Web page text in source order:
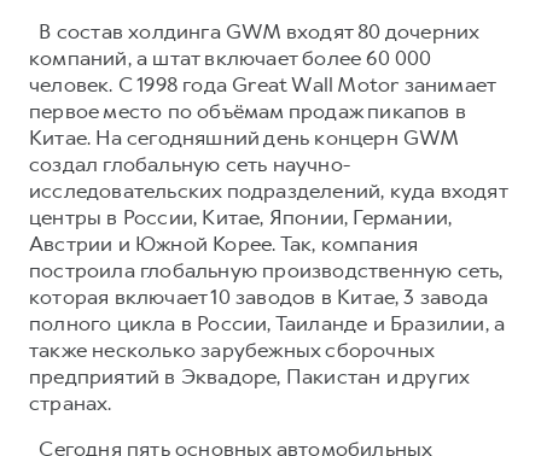
В состав холдинга GWM входят 80 дочерних
компаний, а штат включает более 60 000
человек. С 1998 года Great Wall Motor занимает
первое место по объёмам продаж пикапов в
Китае. На сегодняшний день концерн GWM
создал глобальную сеть научно-
исследовательских подразделений, куда входят
центры в России, Китае, Японии, Германии,
Австрии и Южной Корее. Так, компания
построила глобальную производственную сеть,
которая включает 10 заводов в Китае, 3 завода
полного цикла в России, Таиланде и Бразилии, а
также несколько зарубежных сборочных
предприятий в Эквадоре, Пакистан и других
странах.
Сегодня пять основных автомобильных